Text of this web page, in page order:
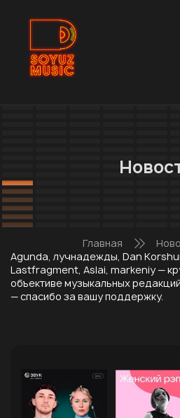
Главная
Agunda, лучнадежды, Dan
Lastfragment, Aslai, markeniy —
объективе музыкальных
— спасибо за вашу поддержку.